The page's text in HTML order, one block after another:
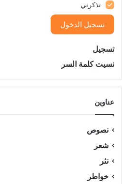
تذكرني
تسجيل الدخول
تسجيل
نسيت كلمة السر
عناوين
نصوص
شعر
نثر
خواطر